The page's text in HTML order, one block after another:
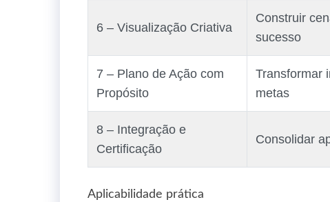
6 – Visualização Criativa
Construir
sucesso
7 – Plano de Ação com
Propósito
Transformar
metas
8 – Integração e
Certificação
Consolidar
Aplicabilidade prática